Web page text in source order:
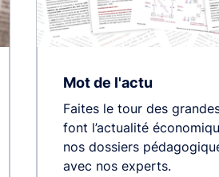
Mot de l'actu
Faites le tour des
font l’actualité
nos dossiers
avec nos experts.